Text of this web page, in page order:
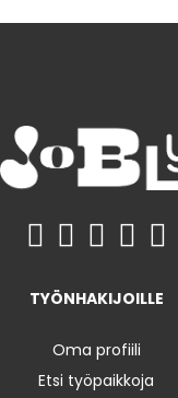
TYÖNHAKIJOILLE
Oma profiili
Etsi työpaikkoja